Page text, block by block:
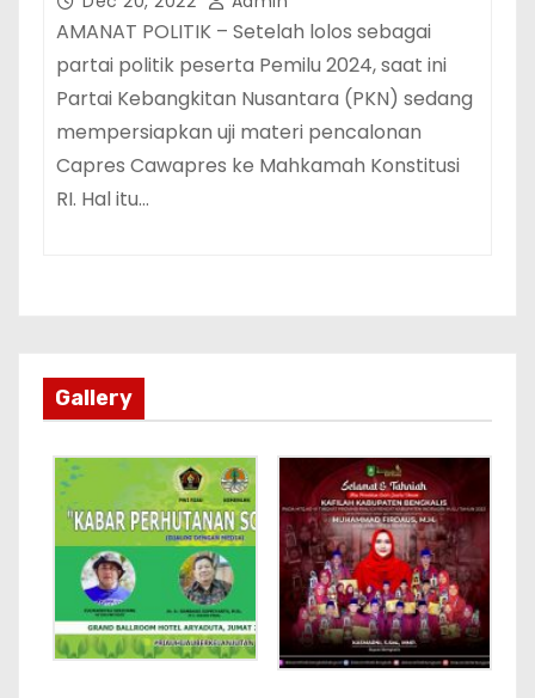
AMANAT POLITIK – Setelah lolos sebagai
partai politik peserta Pemilu 2024, saat ini
Partai Kebangkitan Nusantara (PKN) sedang
mempersiapkan uji materi pencalonan
Capres Cawapres ke Mahkamah Konstitusi
RI. Hal itu…
Gallery